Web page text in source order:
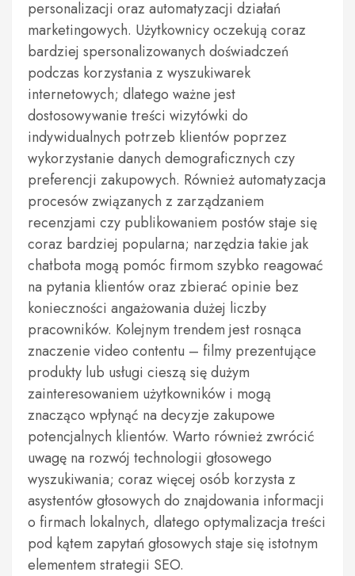
personalizacji oraz automatyzacji działań
marketingowych. Użytkownicy oczekują coraz
bardziej spersonalizowanych doświadczeń
podczas korzystania z wyszukiwarek
internetowych; dlatego ważne jest
dostosowywanie treści wizytówki do
indywidualnych potrzeb klientów poprzez
wykorzystanie danych demograficznych czy
preferencji zakupowych. Również automatyzacja
procesów związanych z zarządzaniem
recenzjami czy publikowaniem postów staje się
coraz bardziej popularna; narzędzia takie jak
chatbota mogą pomóc firmom szybko reagować
na pytania klientów oraz zbierać opinie bez
konieczności angażowania dużej liczby
pracowników. Kolejnym trendem jest rosnąca
znaczenie video contentu – filmy prezentujące
produkty lub usługi cieszą się dużym
zainteresowaniem użytkowników i mogą
znacząco wpłynąć na decyzje zakupowe
potencjalnych klientów. Warto również zwrócić
uwagę na rozwój technologii głosowego
wyszukiwania; coraz więcej osób korzysta z
asystentów głosowych do znajdowania informacji
o firmach lokalnych, dlatego optymalizacja treści
pod kątem zapytań głosowych staje się istotnym
elementem strategii SEO.